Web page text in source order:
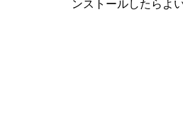
ンストールしたらよ